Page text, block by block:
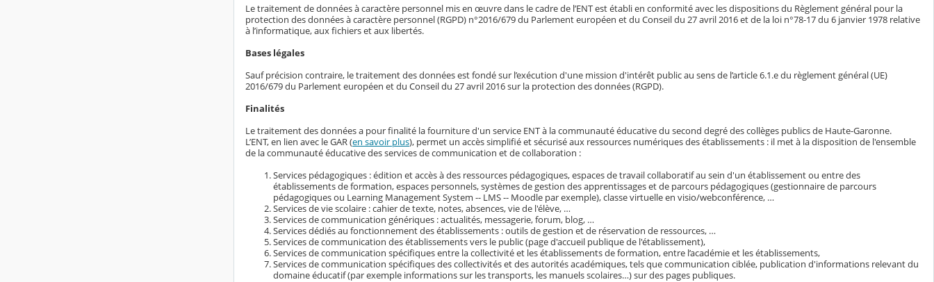
Le traitement de données à caractère personnel mis en œuvre dans le cadre de l’ENT est établi en conformité avec les dispositions du Règlement général pour la
protection des données à caractère personnel (RGPD) n°2016/679 du Parlement européen et du Conseil du 27 avril 2016 et de la loi n°78-17 du 6 janvier 1978 relative
à l’informatique, aux fichiers et aux libertés.
Bases légales
Sauf précision contraire, le traitement des données est fondé sur l’exécution d'une mission d'intérêt public au sens de l’article 6.1.e du règlement général (UE)
2016/679 du Parlement européen et du Conseil du 27 avril 2016 sur la protection des données (RGPD).
Finalités
Le traitement des données a pour finalité la fourniture d'un service ENT à la communauté éducative du second degré des collèges publics de Haute-Garonne.
L’ENT, en lien avec le GAR (en savoir plus), permet un accès simplifié et sécurisé aux ressources numériques des établissements : il met à la disposition de l'ensemble
de la communauté éducative des services de communication et de collaboration :
Services pédagogiques : édition et accès à des ressources pédagogiques, espaces de travail collaboratif au sein d'un établissement ou entre des
établissements de formation, espaces personnels, systèmes de gestion des apprentissages et de parcours pédagogiques (gestionnaire de parcours
pédagogiques ou Learning Management System -- LMS -- Moodle par exemple), classe virtuelle en visio/webconférence, …
Services de vie scolaire : cahier de texte, notes, absences, vie de l'élève, …
Services de communication génériques : actualités, messagerie, forum, blog, …
Services dédiés au fonctionnement des établissements : outils de gestion et de réservation de ressources, …
Services de communication des établissements vers le public (page d'accueil publique de l'établissement),
Services de communication spécifiques entre la collectivité et les établissements de formation, entre l’académie et les établissements,
Services de communication spécifiques des collectivités et des autorités académiques, tels que communication ciblée, publication d'informations relevant du
domaine éducatif (par exemple informations sur les transports, les manuels scolaires…) sur des pages publiques.